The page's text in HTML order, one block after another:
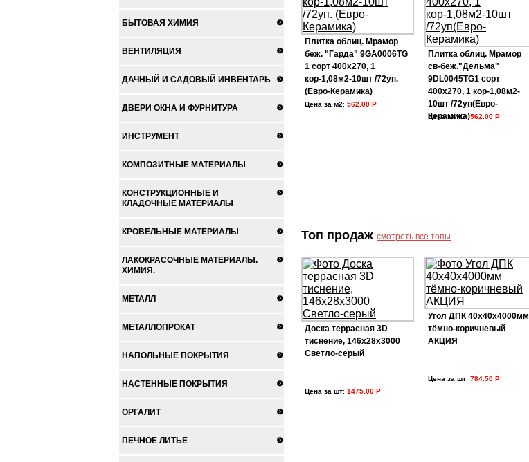
БЫТОВАЯ ХИМИЯ
ВЕНТИЛЯЦИЯ
ДАЧНЫЙ И САДОВЫЙ ИНВЕНТАРЬ
ДВЕРИ ОКНА И ФУРНИТУРА
ИНСТРУМЕНТ
КОМПОЗИТНЫЕ МАТЕРИАЛЫ
КОНСТРУКЦИОННЫЕ И
КЛАДОЧНЫЕ МАТЕРИАЛЫ
КРОВЕЛЬНЫЕ МАТЕРИАЛЫ
ЛАКОКРАСОЧНЫЕ МАТЕРИАЛЫ.
ХИМИЯ.
МЕТАЛЛ
МЕТАЛЛОПРОКАТ
НАПОЛЬНЫЕ ПОКРЫТИЯ
НАСТЕННЫЕ ПОКРЫТИЯ
ОРГАЛИТ
ПЕЧНОЕ ЛИТЬЕ
Плитка облиц. Мрамор
беж. "Гарда" 9GA0006TG
1 сорт 400х270, 1
кор-1,08м2-10шт /72уп.
(Евро-Керамика)
Цена за м2: 562.00 Р
Плитка облиц. Мрамор
св-беж."Дельма"
9DL0045TG1 сорт
400х270, 1 кор-1,08м2-
10шт /72уп(Евро-
Керамика)
Цена за м2:562.00 Р
Топ продаж смотреть все топы
Доска террасная 3D
тиснение, 146х28х3000
Светло-серый
Цена за шт: 1475.00 Р
Угол ДПК 40х40х4000мм
тёмно-коричневый
АКЦИЯ
Цена за шт: 784.50 Р